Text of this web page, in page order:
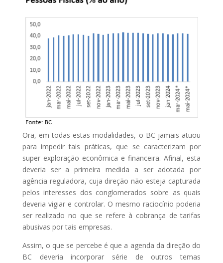
Ora, em todas estas modalidades, o BC jamais atuou
para impedir tais práticas, que se caracterizam por
super exploração econômica e financeira. Afinal, esta
deveria ser a primeira medida a ser adotada por
agência reguladora, cuja direção não esteja capturada
pelos interesses dos conglomerados sobre as quais
deveria vigiar e controlar. O mesmo raciocínio poderia
ser realizado no que se refere à cobrança de tarifas
abusivas por tais empresas.
Assim, o que se percebe é que a agenda da direção do
BC deveria incorporar série de outros temas